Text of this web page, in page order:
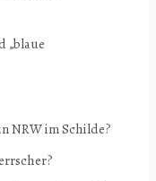
„blaue
NRW im Schilde?